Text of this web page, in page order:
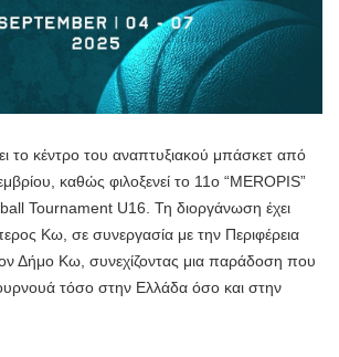
το κέντρο του αναπτυξιακού μπάσκετ από
καθώς φιλοξενεί το 11ο “MEROPIS”
Tournament U16. Τη διοργάνωση έχει
Κω, σε συνεργασία με την Περιφέρεια
Δήμο Κω, συνεχίζοντας μια παράδοση που
τόσο στην Ελλάδα όσο και στην